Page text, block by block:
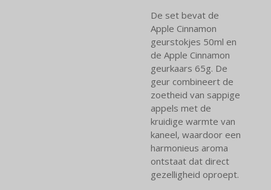
De set bevat de
Apple Cinnamon
geurstokjes 50ml en
de Apple Cinnamon
geurkaars 65g. De
geur combineert de
zoetheid van sappige
appels met de
kruidige warmte van
kaneel, waardoor een
harmonieus aroma
ontstaat dat direct
gezelligheid oproept.